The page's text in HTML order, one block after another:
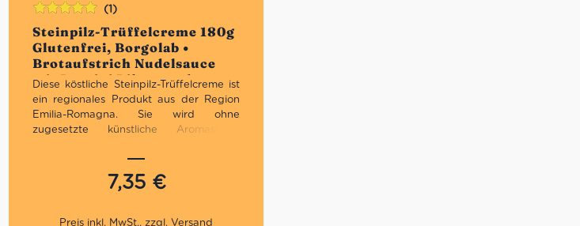
Steinpilz-Trüffelcreme 180g
Glutenfrei, Borgolab •
Brotaufstrich Nudelsauce
mit Porcini Pilzen und
Trüffel • Italienische
Feinkost
(1)
Diese köstliche Steinpilz-Trüffelcreme ist
ein regionales Produkt aus der Region
Emilia-Romagna. Sie wird ohne
zugesetzte künstliche Aromastoffe
zu Antipasti und auf Croutons, aber
auch zu Risotti und Tagliatelle.
Aus hochwertigen sowie
7,35 €
Bewertet
mit5.00von
5